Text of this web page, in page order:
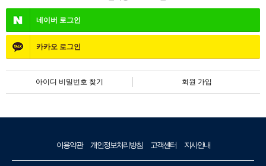
네이버 로그인
카카오 로그인
아이디 비밀번호 찾기 회원 가입
이용약관 개인정보처리방침 고객센터 지사안내